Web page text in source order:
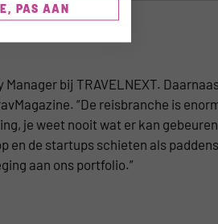
Manager bij TRAVELNEXT.
“De reisbranche is
je weet nooit wat er kan
en de startups schieten als
aan ons portfolio.”
PAS AAN